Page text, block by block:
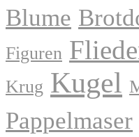
Blume
Figuren
Krug Kugel
Pappelmaser